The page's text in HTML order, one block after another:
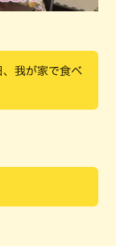
、我が家で食べ